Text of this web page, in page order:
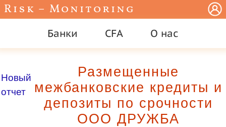
Risk – Monitoring
Банки CFA О нас
Новый
отчет
Размещенные
межбанковские кредиты и
депозиты по срочности
ООО ДРУЖБА